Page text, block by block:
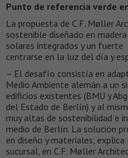
Punto de referencia verde
La propuesta de C.F. Møller
sostenible diseñado en
solares integrados y un fuerte
centrarse en la luz del día y
– El desafío consistía en
Medio Ambiente alemán a un
edificios existentes (BMU y
del Estado de Berlín) y al
muy altas de sostenibilidad e
medio de Berlín. La solución
en diseño y materiales, explica
sucursal, en C.F. Møller